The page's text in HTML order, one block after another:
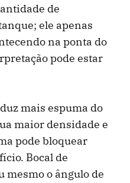
de
ele apenas
na ponta do
pode estar
mais espuma do
maior densidade e
pode bloquear
Bocal de
mesmo o ângulo de